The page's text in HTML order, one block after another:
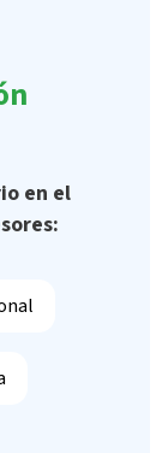
en el